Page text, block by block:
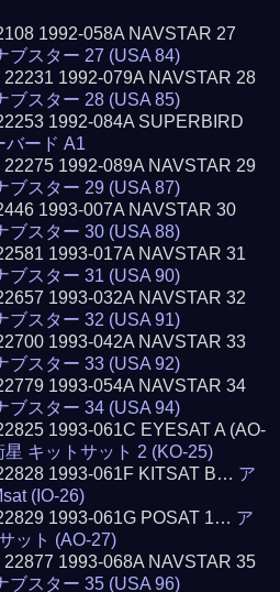
1992-058A NAVSTAR 27
ブスター 27 (USA 84)
1992-079A NAVSTAR 28
ブスター 28 (USA 85)
1992-084A SUPERBIRD
バード A1
1992-089A NAVSTAR 29
ブスター 29 (USA 87)
1993-007A NAVSTAR 30
ブスター 30 (USA 88)
1993-017A NAVSTAR 31
ブスター 31 (USA 90)
1993-032A NAVSTAR 32
ブスター 32 (USA 91)
1993-042A NAVSTAR 33
ブスター 33 (USA 92)
1993-054A NAVSTAR 34
ブスター 34 (USA 94)
1993-061C EYESAT A (AO-
キットサット 2 (KO-25)
1993-061F KITSAT B… ア
(IO-26)
1993-061G POSAT 1… ア
ット (AO-27)
1993-068A NAVSTAR 35
ブスター 35 (USA 96)